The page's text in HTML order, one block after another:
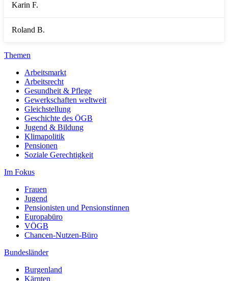
Karin F.
Roland B.
Themen
Arbeitsmarkt
Arbeitsrecht
Gesundheit & Pflege
Gewerkschaften weltweit
Gleichstellung
Geschichte des ÖGB
Jugend & Bildung
Klimapolitik
Pensionen
Soziale Gerechtigkeit
Im Fokus
Frauen
Jugend
Pensionisten und Pensionstinnen
Europabüro
VÖGB
Chancen-Nutzen-Büro
Bundesländer
Burgenland
Kärnten